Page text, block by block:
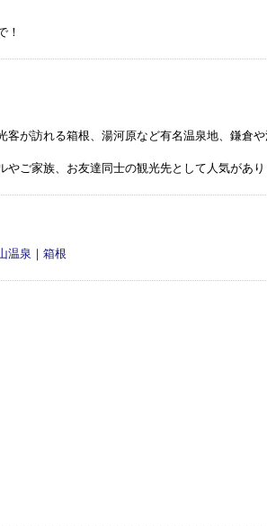
！
が訪れる箱根、湯河原など有名温泉地、鎌倉
ご家族、お友達同士の観光先として人気があり
温泉 ｜ 箱根